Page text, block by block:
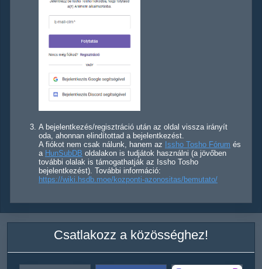
A bejelentkezés/regisztráció után az oldal vissza irányít
oda, ahonnan elindítottad a bejelentkezést.
A fiókot nem csak nálunk, hanem az Issho Tosho Fórum és
a HunSubDB oldalakon is tudjátok használni (a jövőben
további olalak is támogathatják az Issho Tosho
bejelentkezést). További információ:
https://wiki.hsdb.moe/kozponti-azonositas/bemutato/
Csatlakozz a közösséghez!